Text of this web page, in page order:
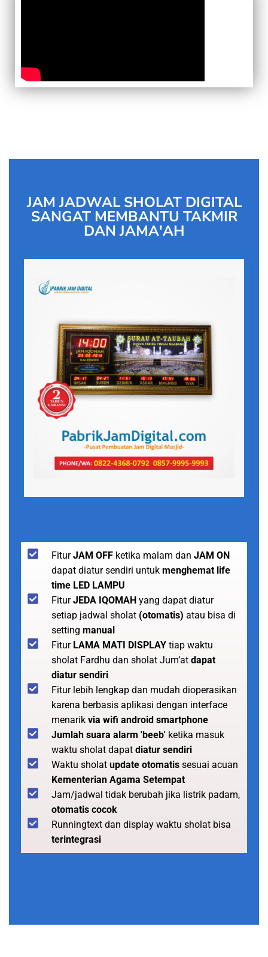
JAM JADWAL SHOLAT DIGITAL
SANGAT MEMBANTU TAKMIR
DAN JAMA'AH
FiturJAM OFF ketika malam dan JAM ON
dapat diatur sendiri untuk menghemat life
time LED LAMPU
FiturJEDA IQOMAH yang dapat diatur
setiap jadwal sholat (otomatis) atau bisa di
setting manual
Fitur LAMA MATI DISPLAY tiap waktu
sholat Fardhu dan sholat Jum’at dapat
diatur sendiri
Fitur lebih lengkap dan mudah dioperasikan
karena berbasis aplikasi dengan interface
menarik via wifi android smartphone
Jumlah suara alarm 'beeb' ketika masuk
waktu sholat dapat diatur sendiri
Waktu sholat update otomatis sesuai acuan
Kementerian Agama Setempat
Jam/jadwal tidak berubah jika listrik padam,
otomatis cocok
Runningtext dan display waktu sholat bisa
terintegrasi